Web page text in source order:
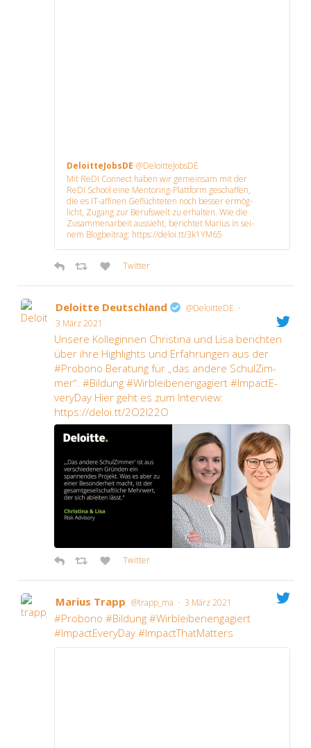
Deloit­te­Jobs­DE @DeloitteJobsDE
Mit ReDI Con­nect haben wir gemein­sam mit der
ReDI School eine Men­to­ring-Platt­form geschaf­fen,
die es IT-affi­nen Geflüch­te­ten noch bes­ser ermög­
licht, Zugang zur Berufs­welt zu erhal­ten. Wie die
Zusam­men­ar­beit aus­sieht, berich­tet Mari­us in sei­
nem Blog­bei­trag: https://deloi.tt/3k1YM65
Twit­ter
Deloit­te Deutsch­land @DeloitteDE ·
3 März 2021
Unse­re Kol­le­gin­nen Chris­ti­na und Lisa berich­ten
über ihre High­lights und Erfah­run­gen aus der
#Pro­bo­no Bera­tung für „das ande­re Schul­Zim­
mer“. #Bil­dung #Wirb­lei­ben­en­ga­giert #Impac­tE­
ver­y­Day Hier geht es zum Inter­view:
https://deloi.tt/2O2I22O
Twit­ter
Mari­us Trapp @trapp_ma · 3 März 2021
#Pro­bo­no #Bil­dung #Wirb­lei­ben­en­ga­giert
#Impac­tE­ver­y­Day #Impac­tT­hat­Mat­ters